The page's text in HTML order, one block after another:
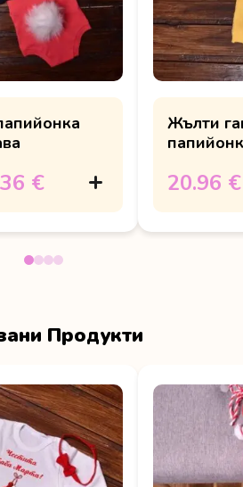
€
Жълти
20.96 €
Продукти